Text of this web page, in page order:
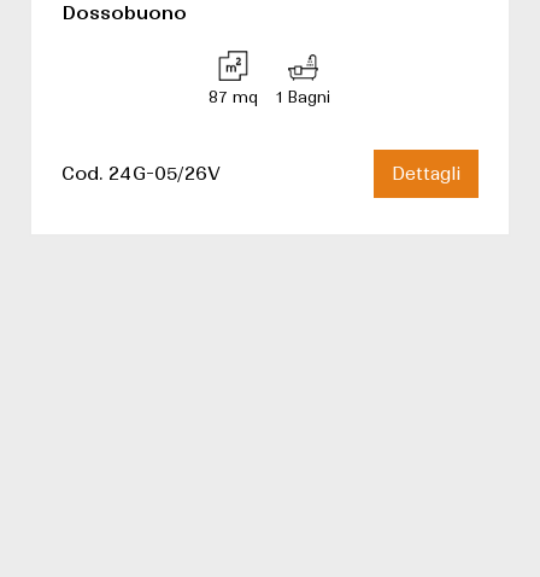
Dossobuono
87 mq 1 Bagni
Cod. 24G-05/26V Dettagli